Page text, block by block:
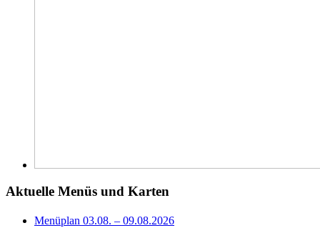
Aktuelle Menüs und Karten
Menüplan 03.08. – 09.08.2026